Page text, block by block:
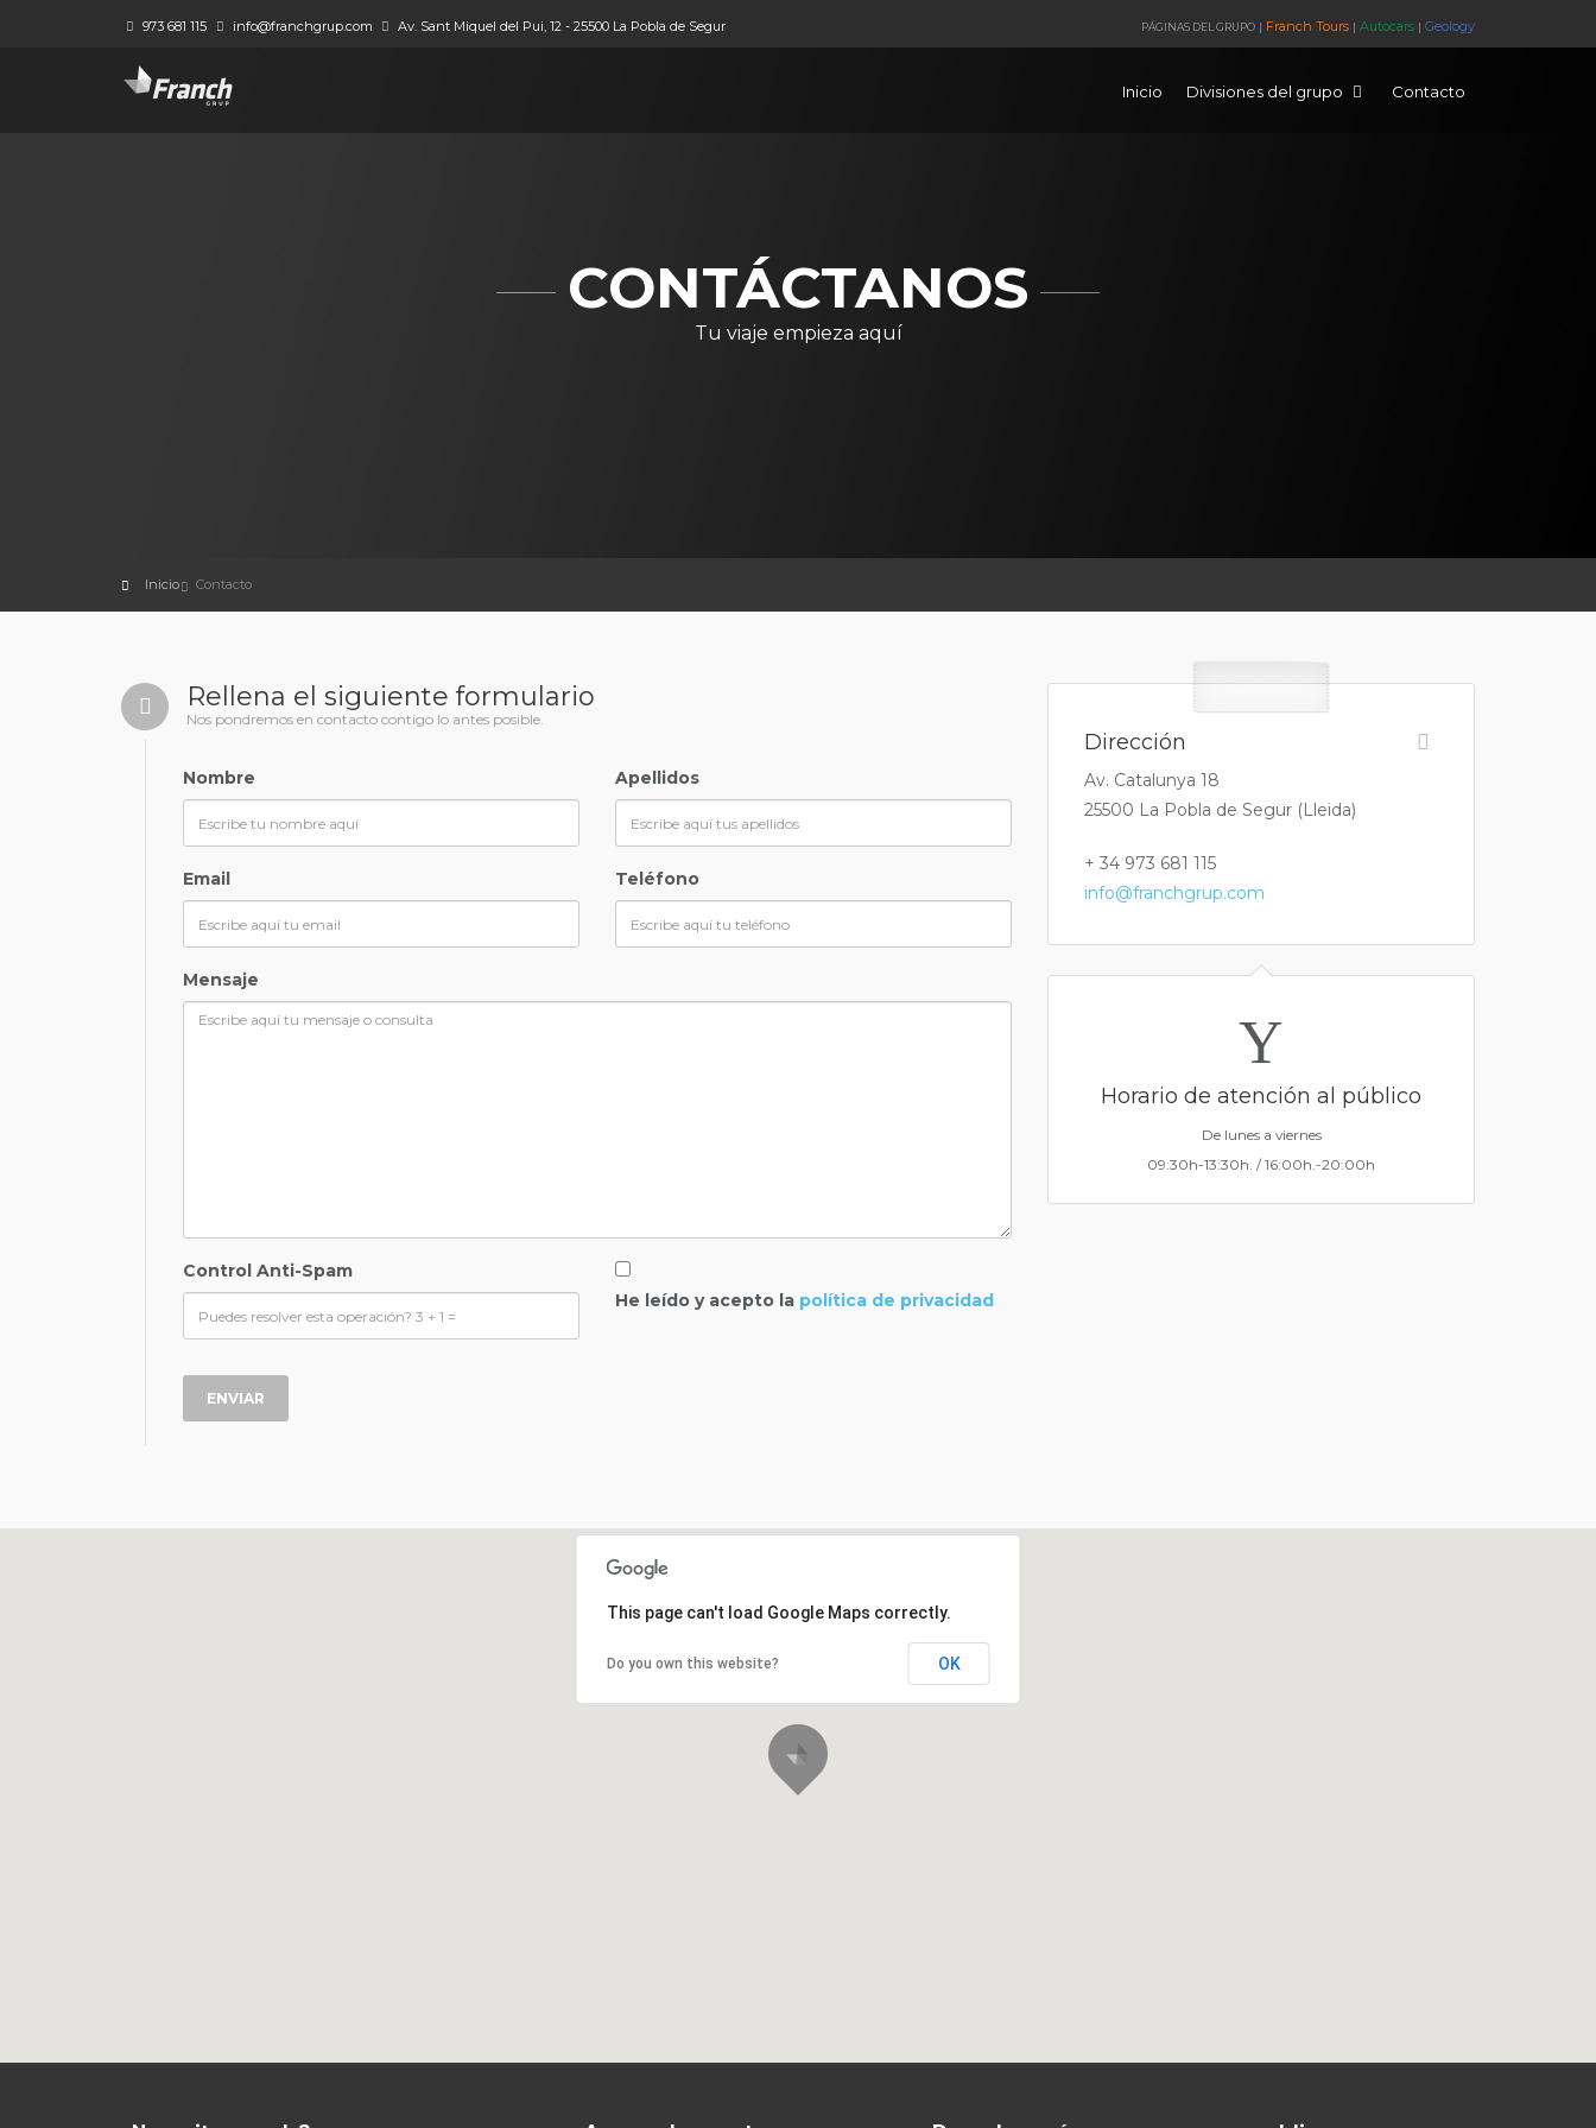
973 681 115 info@franchgrup.com Av. Sant Miquel del Pui, 12 - 25500 La Pobla de Segur PÁGINAS DEL GRUPO | Franch Tours | Autocars | Geology
Inicio Divisiones del grupo Contacto
CONTÁCTANOS
Tu viaje empieza aquí
Inicio Contacto
Rellena el siguiente formulario
Nos pondremos en contacto contigo lo antes posible.
Nombre Apellidos
Email Teléfono
Mensaje
Control Anti-Spam
He leído y acepto la política de privacidad
Dirección
Av. Catalunya 18
25500 La Pobla de Segur (Lleida)
+ 34 973 681 115
info@franchgrup.com
Horario de atención al público
De lunes a viernes
09:30h-13:30h. / 16:00h.-20:00h
This page can't load Google Maps correctly.
Do you own this website? OK